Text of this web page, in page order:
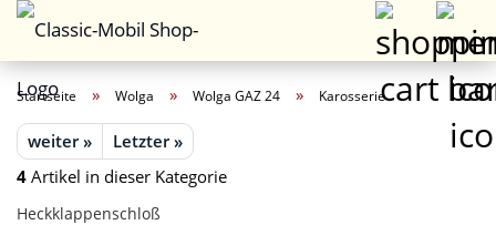
Startseite » Wolga » Wolga GAZ 24 » Karosserie
weiter »
Letzter »
4 Artikel in dieser Kategorie
Heckklappenschloß